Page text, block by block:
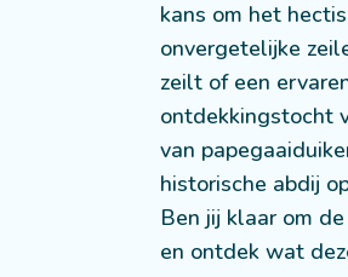
kans om het
onvergetelijke
zeilt of een
ontdekkingstocht
van
historische abdij
Ben jij klaar om
en ontdek wat